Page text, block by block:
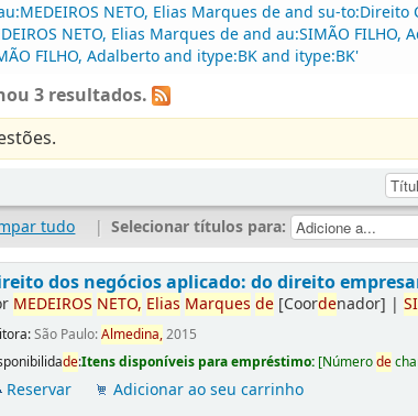
NETO, Elias Marques de and su-
NETO, Elias Marques de and au:SIMÃO FILHO,
FILHO, Adalberto and itype:BK and itype:BK'
3 resultados.
tudo | Selecionar títulos para:
dos negócios aplicado: do direito
MEDEIROS NETO, Elias Marques de [Coordenador] |
São Paulo:Almedina,2015
de:Itens disponíveis para empréstimo: [Númerode
Reservar Adicionar ao seu carrinho